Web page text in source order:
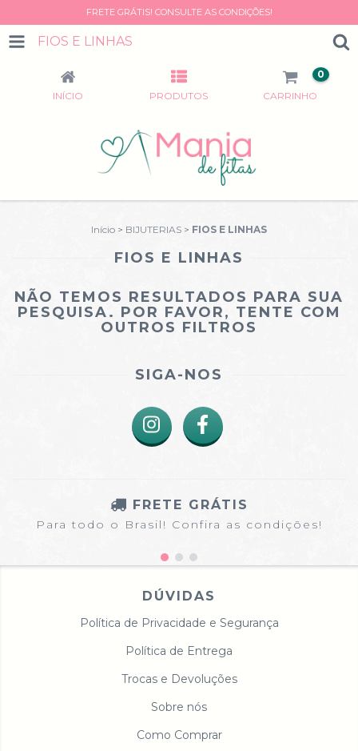
FRETE GRÁTIS! CONSULTE AS CONDIÇÕES!
FIOS E LINHAS
INÍCIO PRODUTOS CARRINHO
0
Início > BIJUTERIAS > FIOS E LINHAS
FIOS E LINHAS
NÃO TEMOS RESULTADOS PARA SUA
PESQUISA. POR FAVOR, TENTE COM
OUTROS FILTROS
SIGA-NOS
FRETE GRÁTIS
Para todo o Brasil! Confira as condições!
DÚVIDAS
Política de Privacidade e Segurança
Política de Entrega
Trocas e Devoluções
Sobre nós
Como Comprar